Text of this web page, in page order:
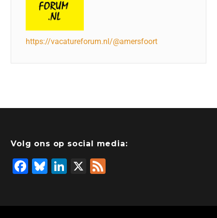
https://vacatureforum.nl/@amersfoort
Volg ons op social media:
F
Bl
Li X